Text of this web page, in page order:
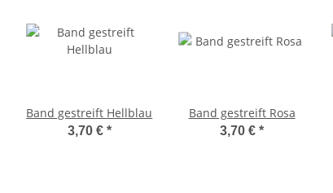
Band gestreift Hellblau
3,70 € *
Band gestreift Rosa
3,70 €*